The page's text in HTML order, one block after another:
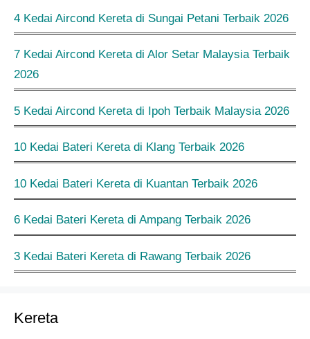
4 Kedai Aircond Kereta di Sungai Petani Terbaik 2026
7 Kedai Aircond Kereta di Alor Setar Malaysia Terbaik
2026
5 Kedai Aircond Kereta di Ipoh Terbaik Malaysia 2026
10 Kedai Bateri Kereta di Klang Terbaik 2026
10 Kedai Bateri Kereta di Kuantan Terbaik 2026
6 Kedai Bateri Kereta di Ampang Terbaik 2026
3 Kedai Bateri Kereta di Rawang Terbaik 2026
Kereta